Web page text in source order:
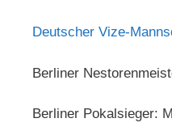
Deutscher Vize-
Berliner
Berliner Pokalsieger: